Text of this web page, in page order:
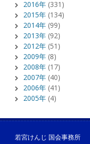
2016年 (331)
2015年 (134)
2014年 (99)
2013年 (92)
2012年 (51)
2009年 (8)
2008年 (17)
2007年 (40)
2006年 (41)
2005年 (4)
若宮けんじ 国会事務所